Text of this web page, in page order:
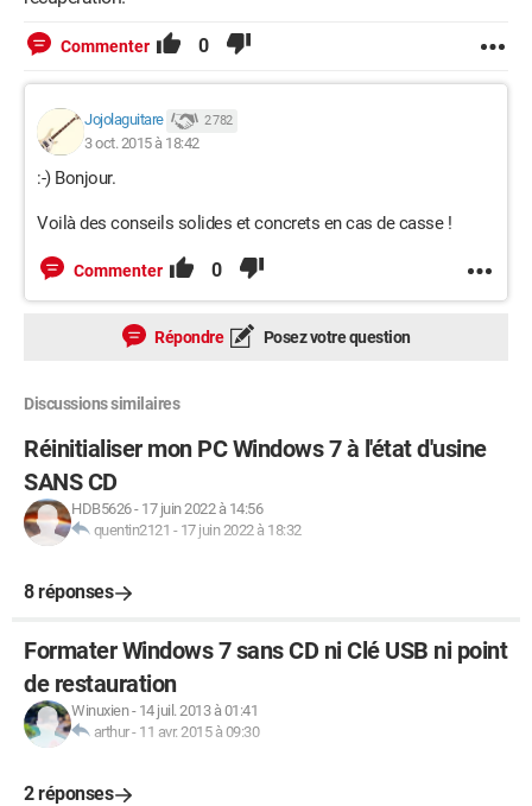
Commenter 0
Jojolaguitare 2 782
3 oct. 2015 à 18:42
:-) Bonjour.
Voilà des conseils solides et concrets en cas de casse !
Commenter 0
Répondre Posez votre question
Discussions similaires
Réinitialiser mon PC Windows 7 à l'état d'usine
SANS CD
HDB5626- 17 juin 2022 à 14:56
quentin2121 - 17 juin 2022 à 18:32
8 réponses
Formater Windows 7 sans CD ni Clé USB ni point
de restauration
Winuxien- 14 juil. 2013 à 01:41
arthur- 11 avr. 2015 à 09:30
2 réponses